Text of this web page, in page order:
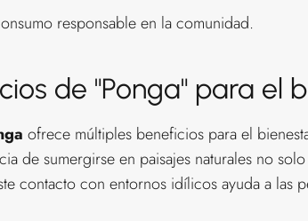
responsable en la comunidad.
de "Ponga" para el
ofrece múltiples beneficios para el
de sumergirse en paisajes naturales no
contacto con entornos idílicos ayuda a